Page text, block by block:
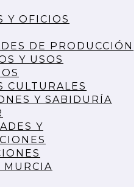
Y OFICIOS
DE PRODUCCIÓN
Y USOS
CULTURALES
Y SABIDURÍA
Y
MURCIA